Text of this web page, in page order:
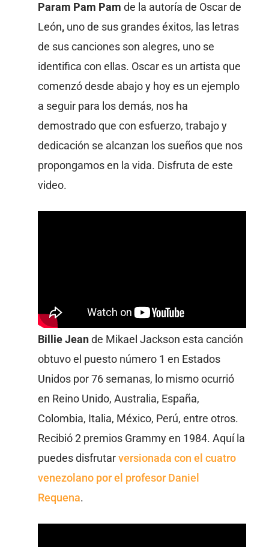
Param Pam Pam de la autoría de Oscar de
León,uno de sus grandes éxitos, las letras
de sus canciones son alegres, uno se
identifica con ellas. Oscar es un artista que
comenzó desde abajo y hoy es un ejemplo
a seguir para los demás, nos ha
demostrado que con esfuerzo, trabajo y
dedicación se alcanzan los sueños que nos
propongamos en la vida. Disfruta de este
video.
Billie Jean de Mikael Jackson esta canción
obtuvo el puesto número 1 en Estados
Unidos por 76 semanas, lo mismo ocurrió
en Reino Unido, Australia, España,
Colombia, Italia, México, Perú, entre otros.
Recibió 2 premios Grammy en 1984. Aquí la
puedes disfrutar versionada con el cuatro
venezolano por el profesor Daniel
Requena.